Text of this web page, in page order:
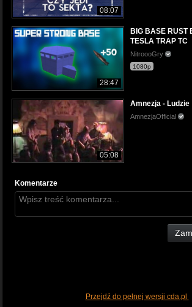
08:07
28:47
BIG BASE RUST
TESLA TRAP TC
NitroooGry
1080p
05:08
Amnezja - Ludzie
AmnezjaOfficial
Komentarze
Przejdź do pełnej wersji cda.pl